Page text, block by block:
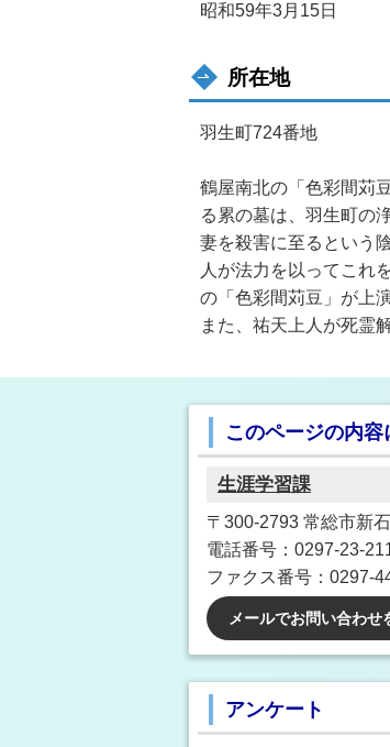
昭和59年3月15日
所在地
羽生町724番地
鶴屋南北の「色彩間苅
る累の墓は、羽生町の
妻を殺害に至るという
人が法力を以ってこれ
の「色彩間苅豆」が上
また、祐天上人が死霊
このページの内
生涯学習課
〒300-2793 常総市新
電話番号：0297-23-
ファクス番号：0297-
メールでお問い合わせ
アンケート